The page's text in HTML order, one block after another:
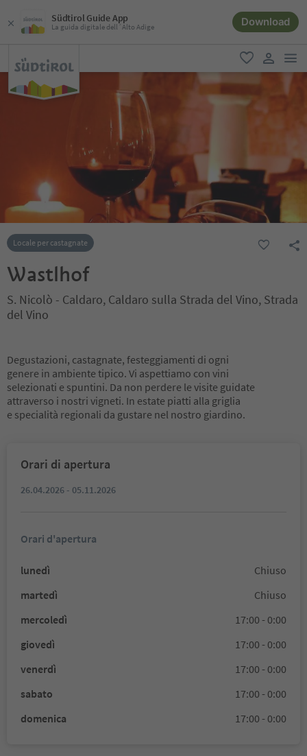
Südtirol Guide App
La guida digitale dell´Alto Adige Download
favoriti
user link
Locale per castagnate
Wastlhof
S. Nicolò - Caldaro, Caldaro sulla Strada del Vino, Strada
del Vino
Degustazioni, castagnate, festeggiamenti di ogni
genere in ambiente tipico. Vi aspettiamo con vini
selezionati e spuntini. Da non perdere le visite guidate
attraverso i nostri vigneti. In estate piatti alla griglia
e specialità regionali da gustare nel nostro giardino.
Orari di apertura
26.04.2026 - 05.11.2026
Orari d'apertura
lunedì
Chiuso
martedì
Chiuso
mercoledì
17:00 - 0:00
giovedì
17:00 - 0:00
venerdì
17:00 - 0:00
sabato
17:00 - 0:00
domenica
17:00 - 0:00